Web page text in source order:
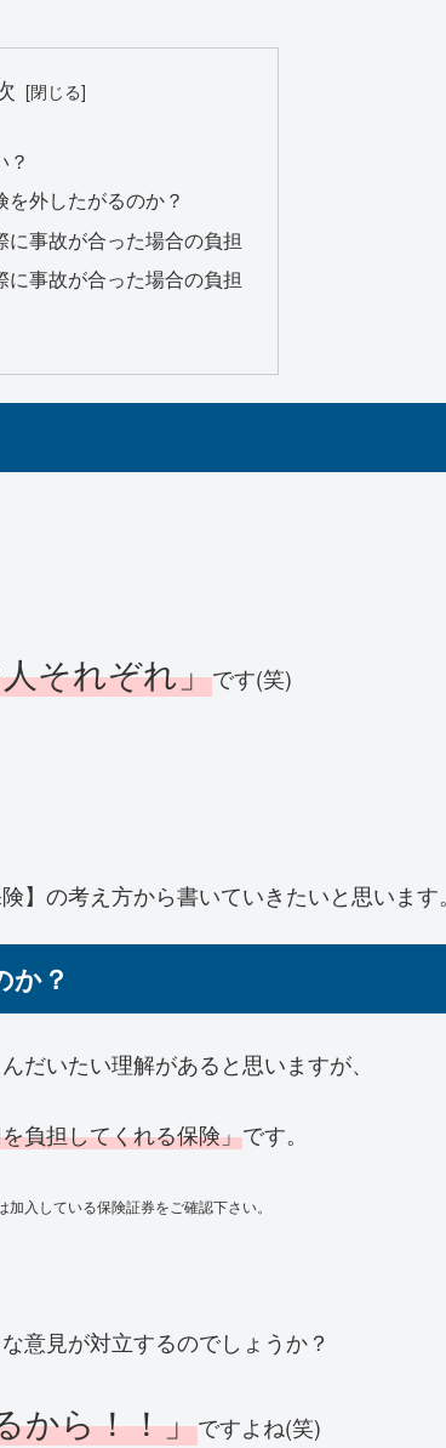
？
外したがるのか？
事故が合った場合の負担
事故が合った場合の負担
それぞれ」です(笑)
】の考え方から書いていきたいと思います。
か？
だいたい理解があると思いますが、
負担してくれる保険」です。
入している保険証券をご確認下さい。
意見が対立するのでしょうか？
から！！」ですよね(笑)